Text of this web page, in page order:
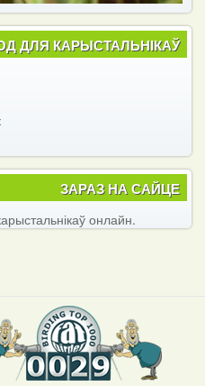
ДЛЯ КАРЫСТАЛЬНІКАЎ
ЗАРАЗ НА САЙЦЕ
онлайн.